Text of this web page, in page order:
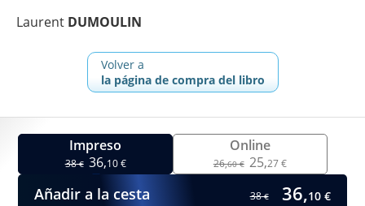
Laurent DUMOULIN
Volver a
la página de compra del libro
Impreso
38€ 36,10 €
Online
26,60 € 25,27 €
Añadir a la cesta 38€ 36,10 €